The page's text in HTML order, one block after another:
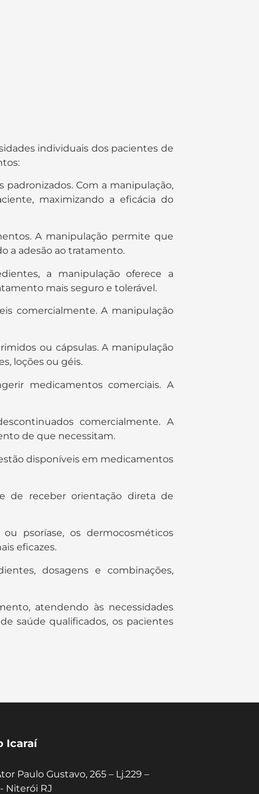
individuais dos pacientes de
Com a manipulação,
maximizando a eficácia do
A manipulação permite que
a adesão ao tratamento.
a manipulação oferece a
mais seguro e tolerável.
comercialmente. A manipulação
ou cápsulas. A manipulação
loções ou géis.
medicamentos comerciais. A
comercialmente. A
de que necessitam.
disponíveis em medicamentos
de receber orientação direta de
psoríase, os dermocosméticos
eficazes.
dosagens e combinações,
atendendo às necessidades
saúde qualificados, os pacientes
Icaraí
Paulo Gustavo, 265 – Lj.229 –
Niterói RJ